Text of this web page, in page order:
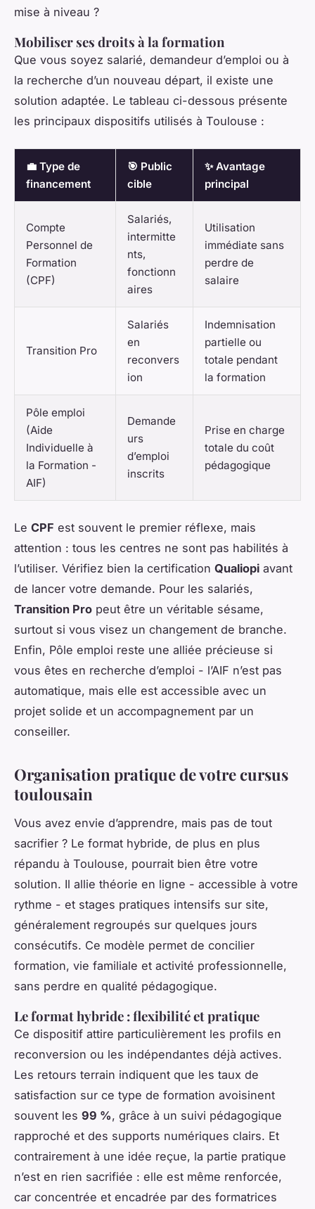
mise à niveau ?
Mobiliser ses droits à la formation
Que vous soyez salarié, demandeur d’emploi ou à
la recherche d’un nouveau départ, il existe une
solution adaptée. Le tableau ci-dessous présente
les principaux dispositifs utilisés à Toulouse :
💼 Type de
financement
🎯 Public
cible
✨ Avantage
principal
Compte
Personnel de
Formation
(CPF)
Salariés,
intermitte
nts,
fonctionn
aires
Utilisation
immédiate sans
perdre de
salaire
Transition Pro
Salariés
en
reconvers
ion
Indemnisation
partielle ou
totale pendant
la formation
Pôle emploi
(Aide
Individuelle à
la Formation -
AIF)
Demande
urs
d’emploi
inscrits
Prise en charge
totale du coût
pédagogique
Le CPF est souvent le premier réflexe, mais
attention : tous les centres ne sont pas habilités à
l’utiliser. Vérifiez bien la certification Qualiopi avant
de lancer votre demande. Pour les salariés,
Transition Pro peut être un véritable sésame,
surtout si vous visez un changement de branche.
Enfin, Pôle emploi reste une alliée précieuse si
vous êtes en recherche d’emploi - l’AIF n’est pas
automatique, mais elle est accessible avec un
projet solide et un accompagnement par un
conseiller.
Organisation pratique de votre cursus
toulousain
Vous avez envie d’apprendre, mais pas de tout
sacrifier ? Le format hybride, de plus en plus
répandu à Toulouse, pourrait bien être votre
solution. Il allie théorie en ligne - accessible à votre
rythme - et stages pratiques intensifs sur site,
généralement regroupés sur quelques jours
consécutifs. Ce modèle permet de concilier
formation, vie familiale et activité professionnelle,
sans perdre en qualité pédagogique.
Le format hybride : flexibilité et pratique
Ce dispositif attire particulièrement les profils en
reconversion ou les indépendantes déjà actives.
Les retours terrain indiquent que les taux de
satisfaction sur ce type de formation avoisinent
souvent les 99 %, grâce à un suivi pédagogique
rapproché et des supports numériques clairs. Et
contrairement à une idée reçue, la partie pratique
n’est en rien sacrifiée : elle est même renforcée,
car concentrée et encadrée par des formatrices